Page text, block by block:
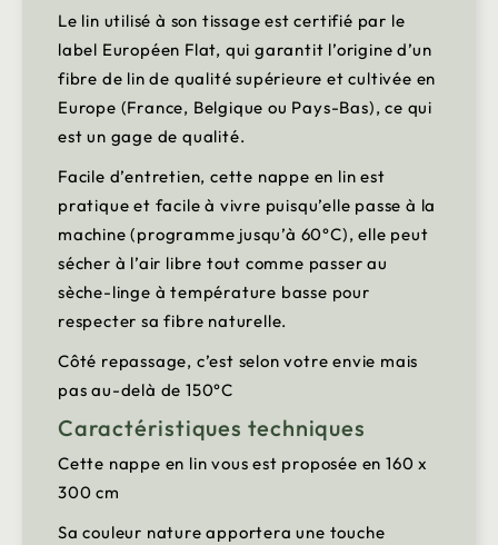
Le lin utilisé à son tissage est certifié par le
label Européen Flat, qui garantit l’origine d’un
fibre de lin de qualité supérieure et cultivée en
Europe (France, Belgique ou Pays-Bas), ce qui
est un gage de qualité.
Facile d’entretien, cette nappe en lin est
pratique et facile à vivre puisqu’elle passe à la
machine (programme jusqu’à 60°C), elle peut
sécher à l’air libre tout comme passer au
sèche-linge à température basse pour
respecter sa fibre naturelle.
Côté repassage, c’est selon votre envie mais
pas au-delà de 150°C
Caractéristiques techniques
Cette nappe en lin vous est proposée en 160 x
300 cm
Sa couleur nature apportera une touche